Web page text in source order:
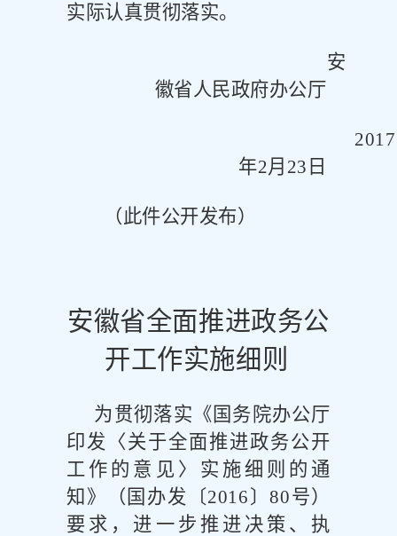
实际认真贯彻落实。
安
徽省人民政府办公厅
2017
年2月 23 日
（此件公开发布）
安徽省全面推进政务公
开工作实施细则
为贯彻落实《国务院办公厅
印发〈关于全面推进政务公开
工作的意见〉实施细则的通
知》（国办发〔2016 〕80号）
要求，进一步推进决策、执